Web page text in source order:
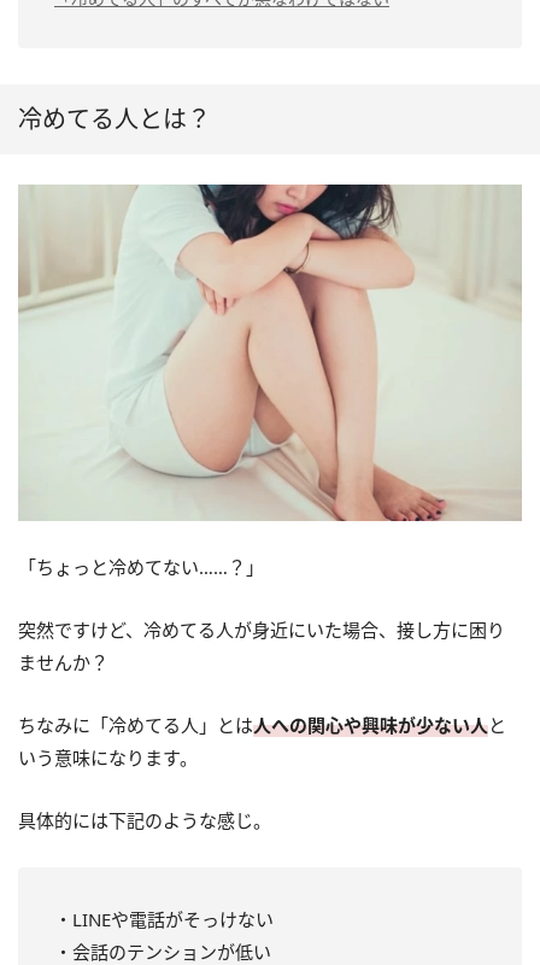
冷めてる人とは？
「ちょっと冷めてない……？」
突然ですけど、冷めてる人が身近にいた場合、接し方に困り
ませんか？
ちなみに「冷めてる人」とは人への関心や興味が少ない人と
いう意味になります。
具体的には下記のような感じ。
・LINEや電話がそっけない
・会話のテンションが低い